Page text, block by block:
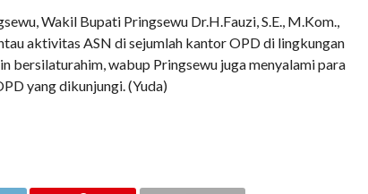
Wakil Bupati Pringsewu Dr.H.Fauzi, S.E., M.Kom.,
aktivitas ASN di sejumlah kantor OPD di lingkungan
bersilaturahim, wabup Pringsewu juga menyalami para
yang dikunjungi. (Yuda)